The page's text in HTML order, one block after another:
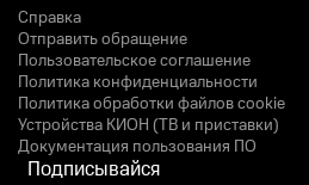
Справка
Отправить обращение
Пользовательское соглашение
Политика конфиденциальности
Политика обработки файлов cookie
Устройства КИОН (ТВ и приставки)
Документация пользования ПО
Подписывайся